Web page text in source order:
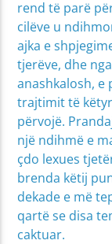
rend të parë
cilëve u
ajka e
tjerëve, dhe
anashkalosh, e
trajtimit të
përvojë.
një ndihmë e
çdo lexues
brenda këtij
dekade e më
qartë se disa
caktuar.